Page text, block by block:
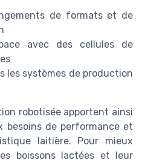
de formats et de
avec des cellules de
les systèmes de production
robotisée apportent ainsi
besoins de performance et
laitière. Pour mieux
boissons lactées et leur